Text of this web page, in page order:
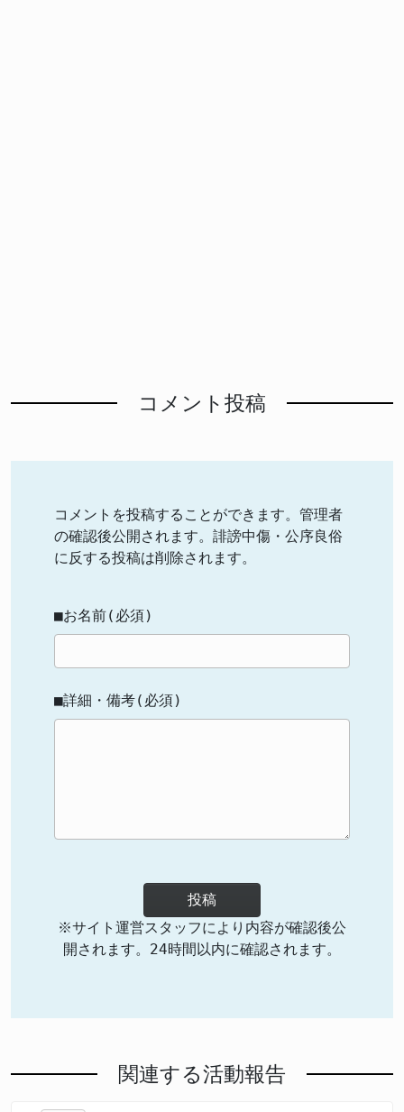
コメント投稿
コメントを投稿することができます。管理者
の確認後公開されます。誹謗中傷・公序良俗
に反する投稿は削除されます。
■お名前(必須)
■詳細・備考(必須)
投稿
※サイト運営スタッフにより内容が確認後公
開されます。24時間以内に確認されます。
関連する活動報告